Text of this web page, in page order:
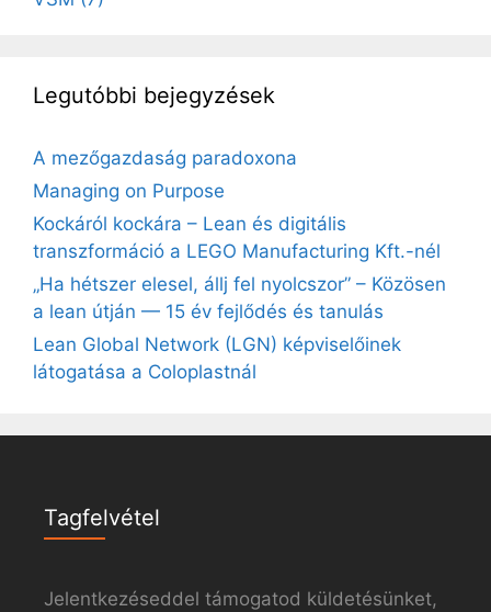
Legutóbbi bejegyzések
A mezőgazdaság paradoxona
Managing on Purpose
Kockáról kockára – Lean és digitális
transzformáció a LEGO Manufacturing Kft.-nél
„Ha hétszer elesel, állj fel nyolcszor” – Közösen
a lean útján — 15 év fejlődés és tanulás
Lean Global Network (LGN) képviselőinek
látogatása a Coloplastnál
Tagfelvétel
Jelentkezéseddel támogatod küldetésünket,